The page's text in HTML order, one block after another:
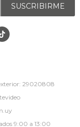
29020808
9:00 a 13:00
SUSCRIBIRME